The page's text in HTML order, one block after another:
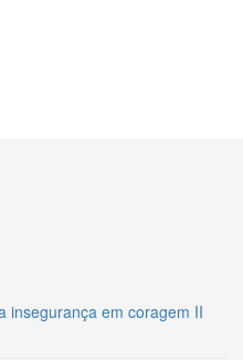
insegurança em coragem II